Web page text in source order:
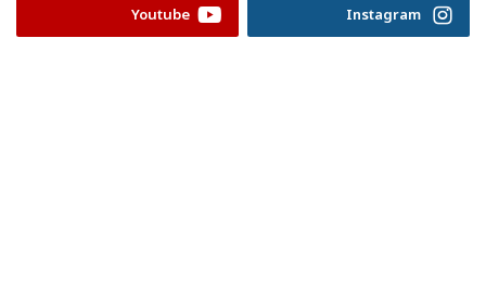
Instagram
Youtube